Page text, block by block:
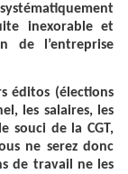
inexorable et
de l’entreprise
éditos (élections
les salaires, les
souci de la CGT,
ne serez donc
de travail ne les